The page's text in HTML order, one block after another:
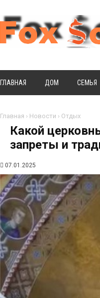
ГЛАВНАЯ ДОМ СЕМЬЯ
Главная › Новости › Отдых
Какой
запреты и
07.01.2025